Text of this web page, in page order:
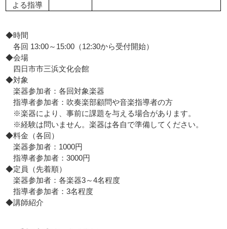
よる指導
◆時間
各回 13:00～15:00（12:30から受付開始）
◆会場
四日市市三浜文化会館
◆対象
楽器参加者：各回対象楽器
指導者参加者：吹奏楽部顧問や音楽指導者の方
※楽器により、事前に課題を与える場合があります。
※経験は問いません。楽器は各自で準備してください。
◆料金（各回 ）
楽器参加者：1000円
指導者参加者：3000円
◆定員（先着順）
楽器参加者：各楽器3～4名程度
指導者参加者：3名程度
◆講師紹介